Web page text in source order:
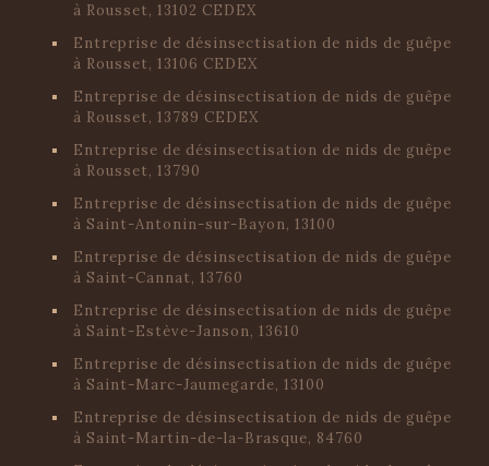
à Rousset, 13102 CEDEX
Entreprise de désinsectisation de nids de guêpe
à Rousset, 13106 CEDEX
Entreprise de désinsectisation de nids de guêpe
à Rousset, 13789 CEDEX
Entreprise de désinsectisation de nids de guêpe
à Rousset, 13790
Entreprise de désinsectisation de nids de guêpe
à Saint-Antonin-sur-Bayon, 13100
Entreprise de désinsectisation de nids de guêpe
à Saint-Cannat, 13760
Entreprise de désinsectisation de nids de guêpe
à Saint-Estève-Janson, 13610
Entreprise de désinsectisation de nids de guêpe
à Saint-Marc-Jaumegarde, 13100
Entreprise de désinsectisation de nids de guêpe
à Saint-Martin-de-la-Brasque, 84760